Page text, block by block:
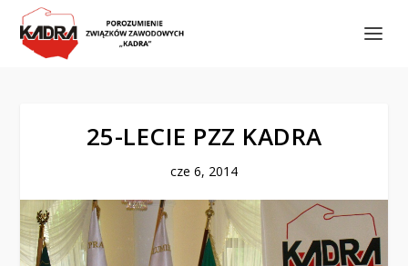
25-LECIE PZZ KADRA
cze 6, 2014